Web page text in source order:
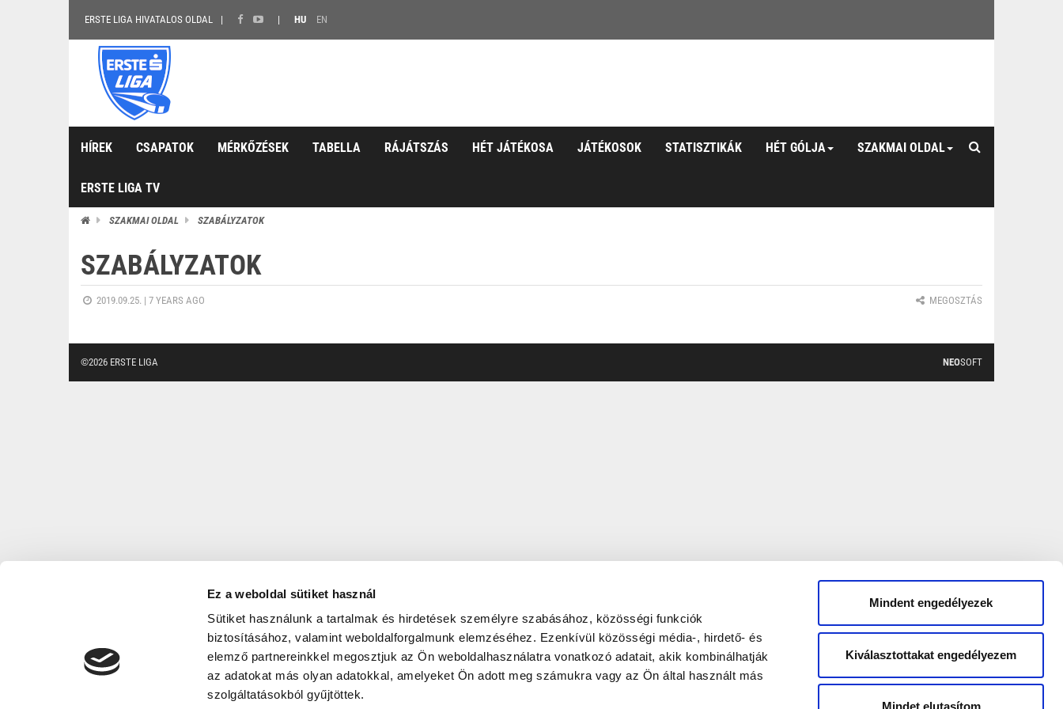
Ez a weboldal sütiket használ
Sütiket használunk a tartalmak és hirdetések személyre szabásához, közösségi funkciók
biztosításához, valamint weboldalforgalmunk elemzéséhez. Ezenkívül közösségi média-, hirdető- és
elemző partnereinkkel megosztjuk az Ön weboldalhasználatra vonatkozó adatait, akik kombinálhatják
az adatokat más olyan adatokkal, amelyeket Ön adott meg számukra vagy az Ön által használt más
szolgáltatásokból gyűjtöttek.
Mindent engedélyezek
Kiválasztottakat engedélyezem
Mindet elutasítom
ERSTE LIGA HIVATALOS OLDAL HU EN
HÍREK CSAPATOK MÉRKŐZÉSEK TABELLA RÁJÁTSZÁS HÉT JÁTÉKOSA JÁTÉKOSOK STATISZTIKÁK HÉT GÓLJA SZAKMAI OLDAL
ERSTE LIGA TV
SZAKMAI OLDAL SZABÁLYZATOK
SZABÁLYZATOK
2019.09.25. | 7 YEARS AGO MEGOSZTÁS
©2026 ERSTE LIGA NEOSOFT